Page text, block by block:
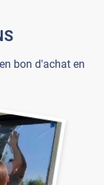
bon d'achat en